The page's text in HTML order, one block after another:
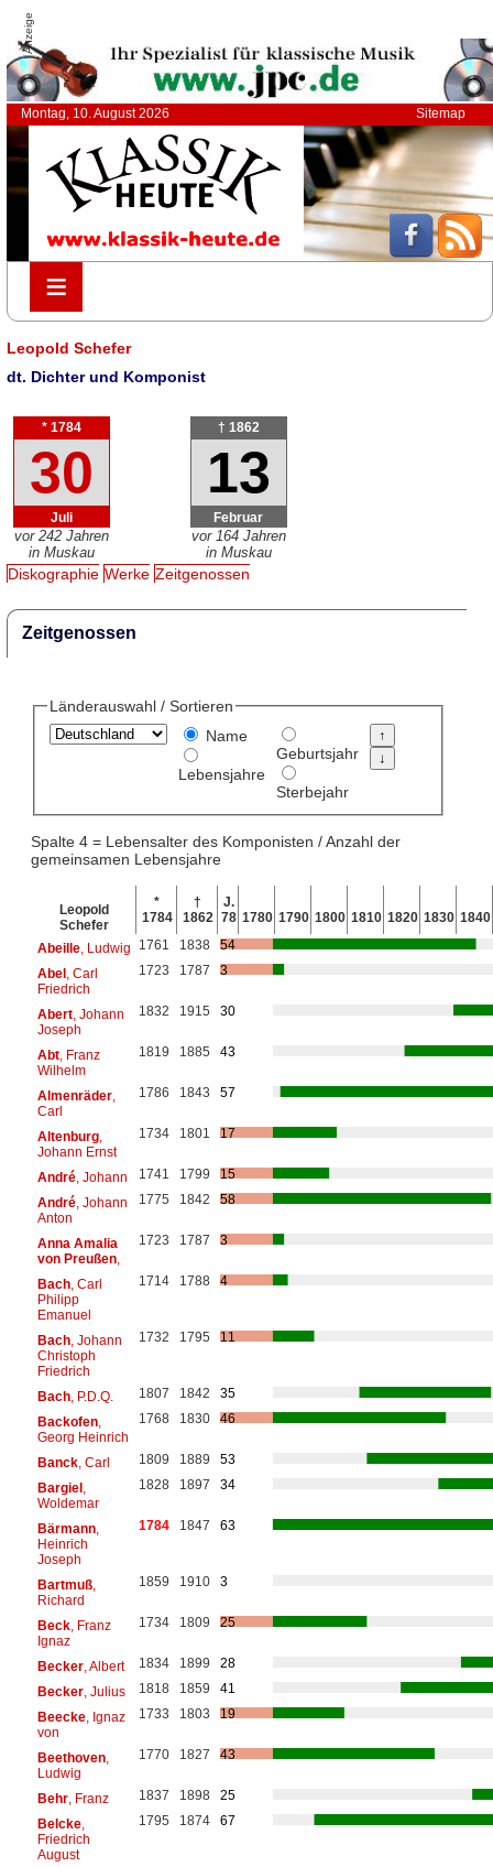
Anzeige
Montag, 10. August 2026 Sitemap
≡
≡
Leopold Schefer
dt. Dichter und Komponist
* 1784
30
Juli
vor 242 Jahren
in Muskau
† 1862
13
Februar
vor 164 Jahren
in Muskau
Diskographie Werke Zeitgenossen
Zeitgenossen
Länderauswahl / Sortieren
Name
Lebensjahre
Geburtsjahr
Sterbejahr
Spalte 4 = Lebensalter des Komponisten / Anzahl der
gemeinsamen Lebensjahre
Leopold
Schefer
*
1784
†
1862
J.
78 1780 1790 1800 1810 1820 1830 1840
Abeille, Ludwig 1761 1838
54
Abel, Carl
Friedrich
1723 1787 3
Abert, Johann
Joseph
1832 1915 30
Abt, Franz
Wilhelm
1819 1885 43
Almenräder,
Carl
1786 1843 57
Altenburg,
Johann Ernst
1734 1801 17
André, Johann 1741 1799
15
André, Johann
Anton
1775 1842 58
Anna Amalia
von Preußen,
1723 1787 3
Bach, Carl
Philipp
Emanuel
1714 1788 4
Bach, Johann
Christoph
Friedrich
1732 1795 11
Bach, P.D.Q. 1807 1842
35
Backofen,
Georg Heinrich
1768 1830 46
Banck, Carl 1809 1889
53
Bargiel,
Woldemar
1828 1897 34
Bärmann,
Heinrich
Joseph
1784 1847 63
Bartmuß,
Richard
1859 1910 3
Beck, Franz
Ignaz
1734 1809 25
Becker, Albert 1834 1899
28
Becker, Julius 1818 1859
41
Beecke, Ignaz
von
1733 1803 19
Beethoven,
Ludwig
1770 1827 43
Behr, Franz 1837 1898
25
Belcke,
Friedrich
August
1795 1874 67